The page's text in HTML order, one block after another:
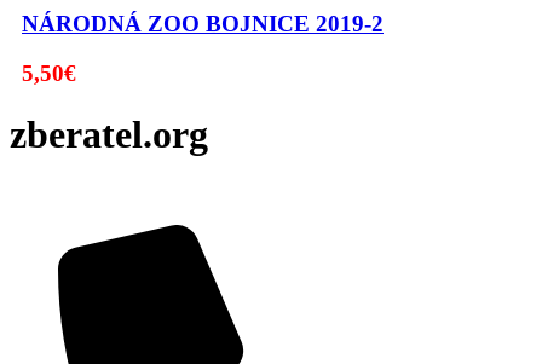
NÁRODNÁ ZOO BOJNICE 2019-2
5,50€
zberatel.org